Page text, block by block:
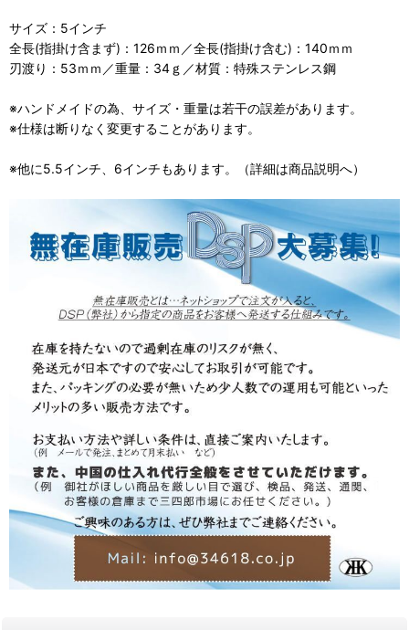
サイズ：5インチ
全長(指掛け含まず)：126ｍｍ／全長(指掛け含む)：140ｍｍ
刃渡り：53ｍｍ／重量：34ｇ／材質：特殊ステンレス鋼
※ハンドメイドの為、サイズ・重量は若干の誤差があります。
※仕様は断りなく変更することがあります。
※他に5.5インチ、6インチもあります。（詳細は商品説明へ）